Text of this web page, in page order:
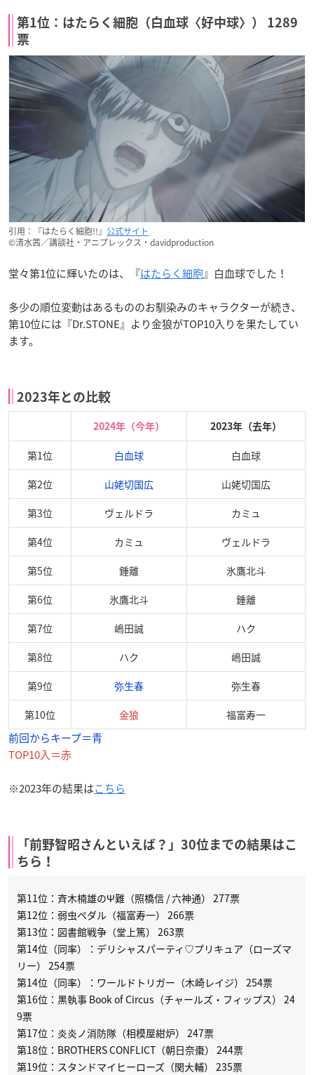
第1位：はたらく細胞（白血球〈好中球〉） 1289
票
引用：『はたらく細胞!!』 公式サイト
©清水茜／講談社・アニプレックス・davidproduction
堂々第1位に輝いたのは、『はたらく細胞』白血球でした！
多少の順位変動はあるもののお馴染みのキャラクターが続き、
第10位には『Dr.STONE』より金狼がTOP10入りを果たしてい
ます。
2023年との比較
2024年（今年） 2023年（去年）
第1位 白血球 白血球
第2位 山姥切国広 山姥切国広
第3位 ヴェルドラ カミュ
第4位 カミュ ヴェルドラ
第5位 鍾離 氷鷹北斗
第6位 氷鷹北斗 鍾離
第7位 嶋田誠 ハク
第8位 ハク 嶋田誠
第9位 弥生春 弥生春
第10位 金狼 福富寿一
前回からキープ＝青
TOP10入＝赤
※2023年の結果はこちら
「前野智昭さんといえば？」30位までの結果はこ
ちら！
第11位：斉木楠雄のΨ難（照橋信 / 六神通） 277票
第12位：弱虫ペダル（福富寿一） 266票
第13位：図書館戦争（堂上篤） 263票
第14位（同率）：デリシャスパーティ♡プリキュア（ローズマ
リー） 254票
第14位（同率）：ワールドトリガー（木崎レイジ） 254票
第16位：黒執事 Book of Circus（チャールズ・フィップス） 24
9票
第17位：炎炎ノ消防隊（相模屋紺炉） 247票
第18位：BROTHERS CONFLICT（朝日奈棗） 244票
第19位：スタンドマイヒーローズ（関大輔） 235票